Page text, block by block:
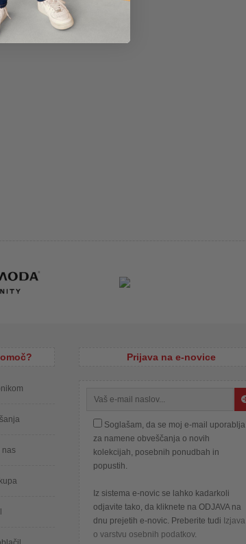
nas
Prijava na e-novice
Soglašam, da se moj e-mail uporablja
za namene obveščanja o novih
kolekcijah, posebnih ponudbah in
popustih.
Iz sistema e-novic se lahko kadarkoli
odjavite tako, da kliknete na ODJAVA na
dnu prejetih e-novic. Preberite tudi Izjava
o varstvu osebnih podatkov.